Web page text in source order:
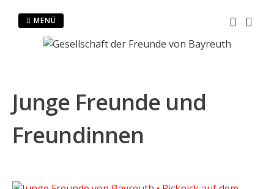
MENÜ
Junge Freunde und
Freundinnen